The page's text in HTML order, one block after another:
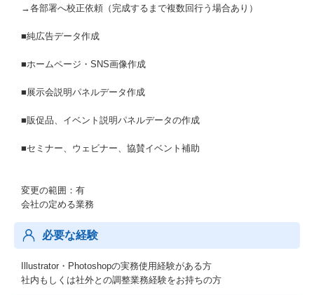
→各部署へ校正依頼（完成するまで複数回行う場合あり）
■純広告データ作成
■ホームページ・SNS画像作成
■展示会説明パネルデータ作成
■販促品、イベント説明パネルデータの作成
■セミナー、ウェビナー、協賛イベント補助
変更の範囲：有
会社の定める業務
必要な経験
Illustrator・Photoshopの実務使用経験がある方
社内もしくは社外との調整業務経験をお持ちの方